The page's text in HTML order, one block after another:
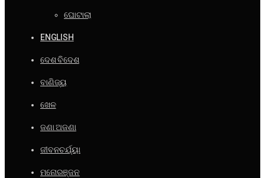
ଘୋଟାଲା
ENGLISH
ଦେଶ ବିଦେଶ
ବାଣିଜ୍ୟ
ଖେଳ
ଜଣା ଅଜଣା
ଜୀବନଚର୍ଯ୍ୟା
ମନୋରଞ୍ଜନ